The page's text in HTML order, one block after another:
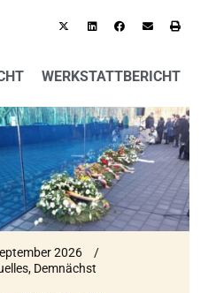
WERKSTATTBERICHT
2026
, Demnächst